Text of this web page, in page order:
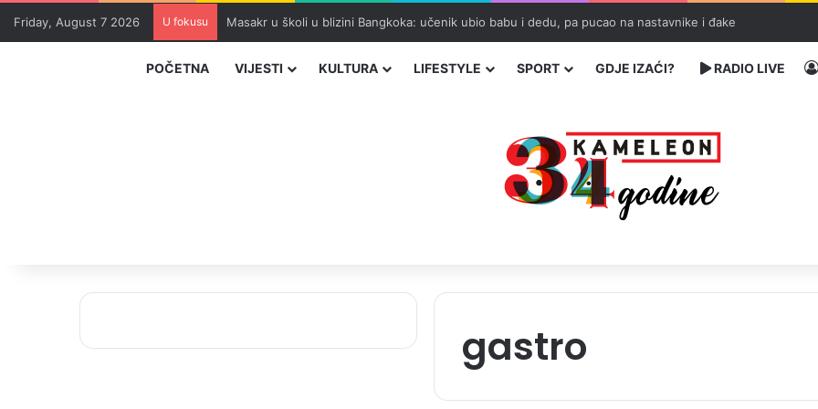
Friday, August 7 2026 U fokusu Masakr u školi u blizini Bangkoka: učenik ubio babu i dedu, pa pucao na nastavnike i đake
POČETNA VIJESTI KULTURA LIFESTYLE SPORT GDJE IZAĆI? RADIO LIVE
gastro